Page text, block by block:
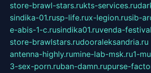
store-brawl-stars.rukts-services.ru
sindika-01.rusp-life.rux-legion.rusib-
e-abis-1-c.rusindika01.ruvenda-
store-brawlstars.rudooraleksandria.ru
antenna-highly.rumine-lab-msk.ru1-
3-sex-porn.ruban-damn.rupurse-